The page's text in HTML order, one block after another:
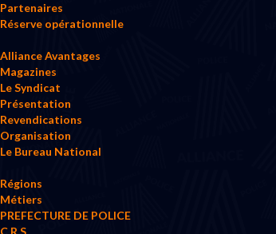
Partenaires
Réserve opérationnelle
Alliance Avantages
Magazines
Le Syndicat
Présentation
Revendications
Organisation
Le Bureau National
Régions
Métiers
PREFECTURE DE POLICE